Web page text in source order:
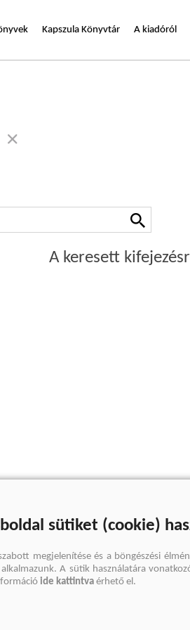
Kapszula Könyvtár A kiadóról
A keresett
sütiket (cookie)
megjelenítése és a böngészési
A sütik használatára
ide kattintva érhető el.